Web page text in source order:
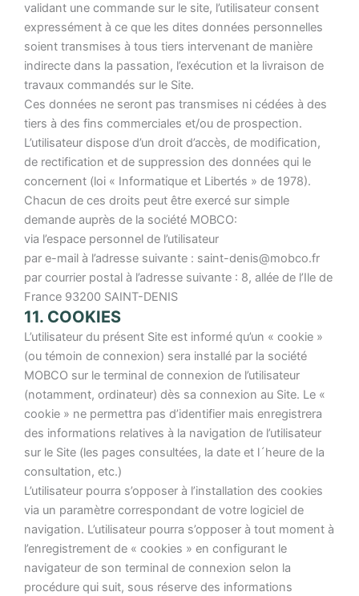
validant une commande sur le site, l’utilisateur consent
expressément à ce que les dites données personnelles
soient transmises à tous tiers intervenant de manière
indirecte dans la passation, l’exécution et la livraison de
travaux commandés sur le Site.
Ces données ne seront pas transmises ni cédées à des
tiers à des fins commerciales et/ou de prospection.
L’utilisateur dispose d’un droit d’accès, de modification,
de rectification et de suppression des données qui le
concernent (loi « Informatique et Libertés » de 1978).
Chacun de ces droits peut être exercé sur simple
demande auprès de la société MOBCO:
via l’espace personnel de l’utilisateur
par e-mail à l’adresse suivante : saint-denis@mobco.fr
par courrier postal à l’adresse suivante : 8, allée de l’Ile de
France 93200 SAINT-DENIS
11. COOKIES
L’utilisateur du présent Site est informé qu’un « cookie »
(ou témoin de connexion) sera installé par la société
MOBCO sur le terminal de connexion de l’utilisateur
(notamment, ordinateur) dès sa connexion au Site. Le «
cookie » ne permettra pas d’identifier mais enregistrera
des informations relatives à la navigation de l’utilisateur
sur le Site (les pages consultées, la date et l´heure de la
consultation, etc.)
L’utilisateur pourra s’opposer à l’installation des cookies
via un paramètre correspondant de votre logiciel de
navigation. L’utilisateur pourra s’opposer à tout moment à
l’enregistrement de « cookies » en configurant le
navigateur de son terminal de connexion selon la
procédure qui suit, sous réserve des informations